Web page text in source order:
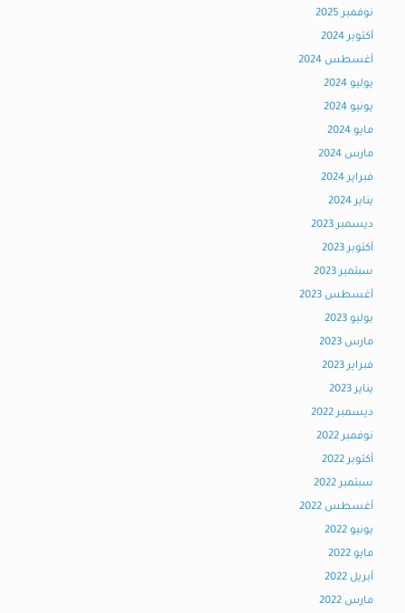
نوفمبر 2025
أكتوبر 2024
أغسطس 2024
يوليو 2024
يونيو 2024
مايو 2024
مارس 2024
فبراير 2024
يناير 2024
ديسمبر 2023
أكتوبر 2023
سبتمبر 2023
أغسطس 2023
يوليو 2023
مارس 2023
فبراير 2023
يناير 2023
ديسمبر 2022
نوفمبر 2022
أكتوبر 2022
سبتمبر 2022
أغسطس 2022
يونيو 2022
مايو 2022
أبريل 2022
مارس 2022